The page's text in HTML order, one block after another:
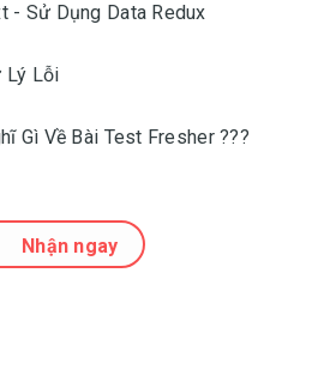
- Sử Dụng Data Redux
Lý Lỗi
Gì Về Bài Test Fresher ???
Nhận ngay